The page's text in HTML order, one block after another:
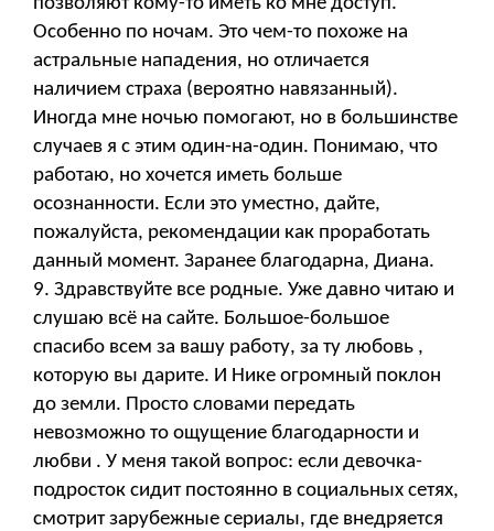
Особенно по ночам. Это чем-то похоже на
астральные нападения, но отличается
наличием страха (вероятно навязанный).
Иногда мне ночью помогают, но в большинстве
случаев я с этим один-на-один. Понимаю, что
работаю, но хочется иметь больше
осознанности. Если это уместно, дайте,
пожалуйста, рекомендации как проработать
данный момент. Заранее благодарна, Диана.
9. Здравствуйте все родные. Уже давно читаю и
слушаю всё на сайте. Большое-большое
спасибо всем за вашу работу, за ту любовь ,
которую вы дарите. И Нике огромный поклон
до земли. Просто словами передать
невозможно то ощущение благодарности и
любви . У меня такой вопрос: если девочка-
подросток сидит постоянно в социальных сетях,
смотрит зарубежные сериалы, где внедряется